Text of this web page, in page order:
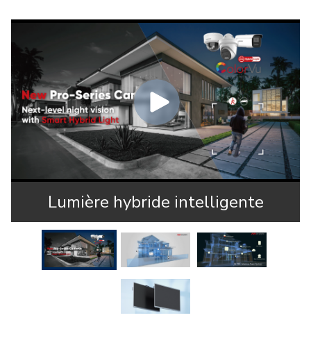
Lumière hybride intelligente